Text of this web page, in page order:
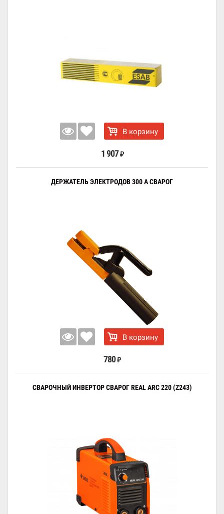
В корзину
1 907 ₽
ДЕРЖАТЕЛЬ ЭЛЕКТРОДОВ 300 А СВАРОГ
В корзину
780 ₽
СВАРОЧНЫЙ ИНВЕРТОР СВАРОГ REAL ARC 220 (Z243)